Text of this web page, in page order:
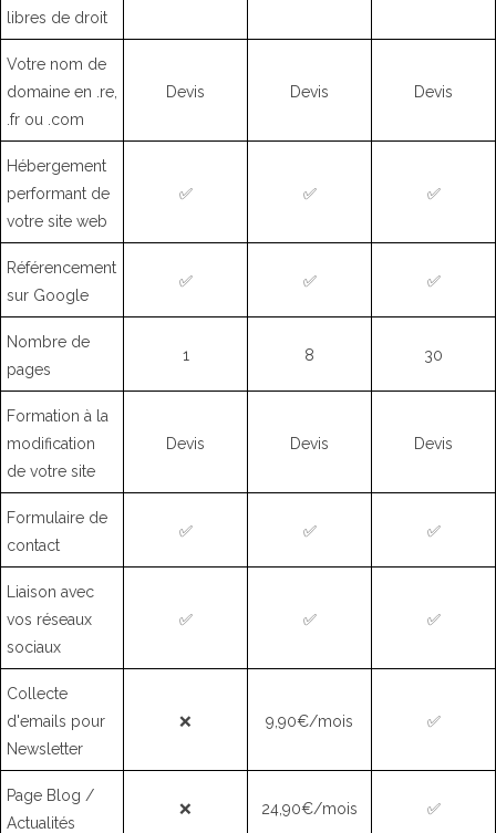
libres de droit
Votre nom de
domaine en .re,
.fr ou .com
Devis Devis Devis
Hébergement
performant de
votre site web
✅ ✅ ✅
Référencement
sur Google
✅ ✅ ✅
Nombre de
pages
1 8 30
Formation à la
modification
de votre site
Devis Devis Devis
Formulaire de
contact
✅ ✅ ✅
Liaison avec
vos réseaux
sociaux
✅ ✅ ✅
Collecte
d'emails pour
Newsletter
❌ 9,90€/mois ✅
Page Blog /
Actualités
❌ 24,90€/mois ✅